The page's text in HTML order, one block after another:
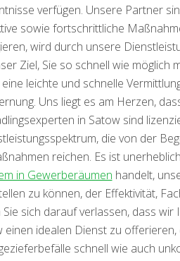
verfügen. Unsere Partner
sowie fortschrittliche
wird durch unsere
Ziel, Sie so schnell wie möglich
leichte und schnelle
Uns liegt es am Herzen,
in Satow sind
die von der
reichen. Es ist
in Gewerberäumen handelt,
zu können, der Effektivität,
sich darauf verlassen, dass
idealen Dienst zu
schnell wie auch